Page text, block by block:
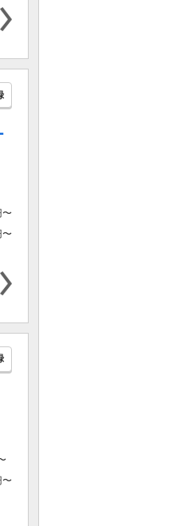
8/19
水
〜
〜
8/19
水
〜